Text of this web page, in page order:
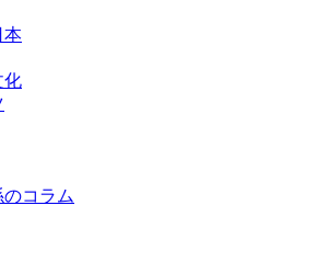
本
化
のコラム